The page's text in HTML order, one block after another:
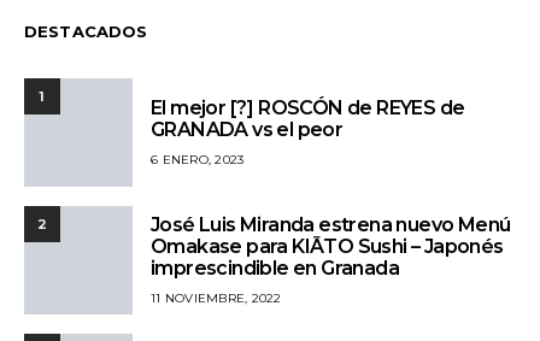
DESTACADOS
1
El mejor [?] ROSCÓN de REYES de
GRANADA vs el peor
6 ENERO, 2023
2
José Luis Miranda estrena nuevo Menú
Omakase para KIĀTO Sushi – Japonés
imprescindible en Granada
11 NOVIEMBRE, 2022